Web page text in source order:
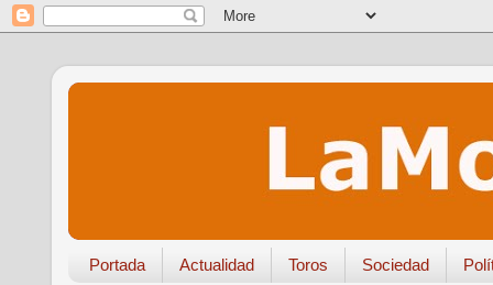
Portada Actualidad Toros Sociedad